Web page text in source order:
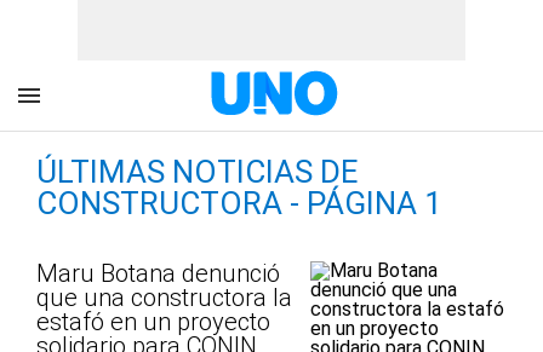
ÚLTIMAS NOTICIAS DE
CONSTRUCTORA - PÁGINA 1
Maru Botana denunció
que una constructora la
estafó en un proyecto
solidario para CONIN